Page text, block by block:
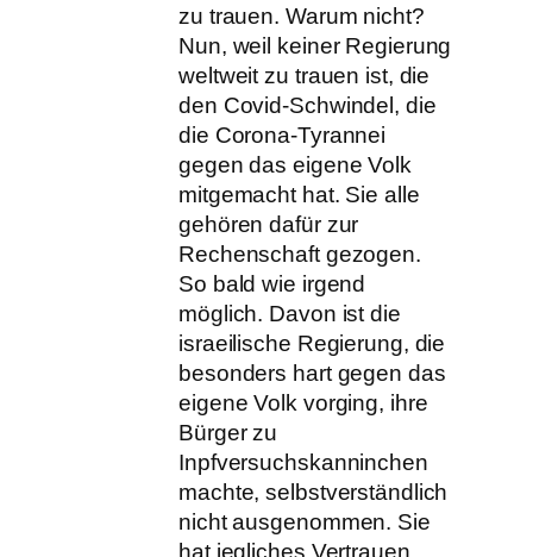
zu trauen. Warum nicht?
Nun, weil keiner Regierung
weltweit zu trauen ist, die
den Covid-Schwindel, die
die Corona-Tyrannei
gegen das eigene Volk
mitgemacht hat. Sie alle
gehören dafür zur
Rechenschaft gezogen.
So bald wie irgend
möglich. Davon ist die
israeilische Regierung, die
besonders hart gegen das
eigene Volk vorging, ihre
Bürger zu
Inpfversuchskanninchen
machte, selbstverständlich
nicht ausgenommen. Sie
hat jegliches Vertrauen